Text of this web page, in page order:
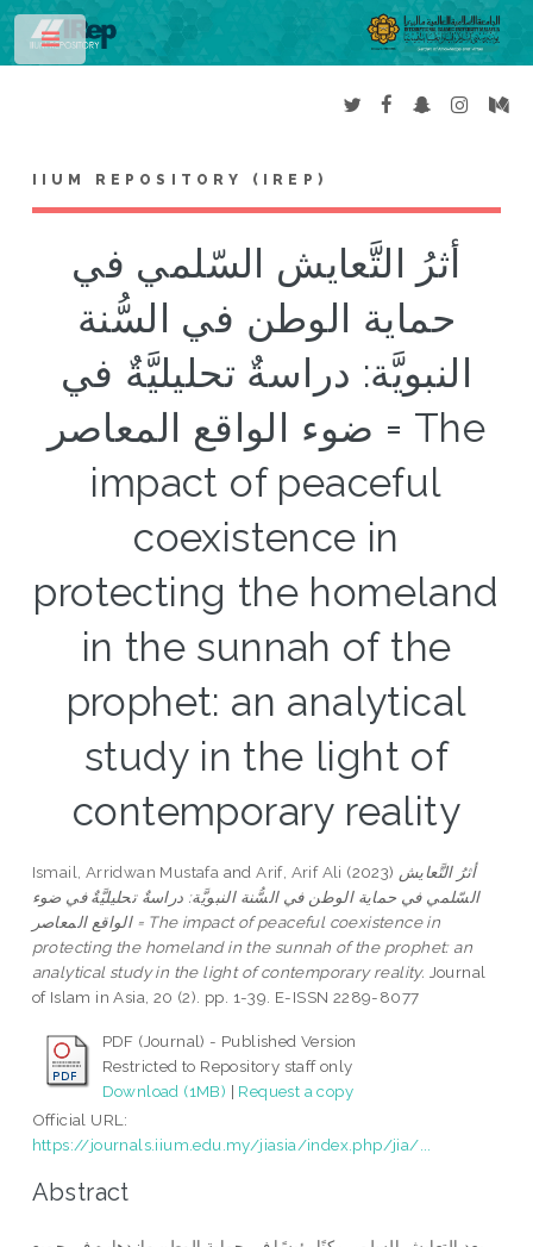
IIUM REPOSITORY (IREP)
أثرُ التَّعايش السّلمي في
حماية الوطن في السُّنة
النبويَّة: دراسةٌ تحليليَّةٌ في
ضوء الواقع المعاصر = The
impact of peaceful
coexistence in
protecting the homeland
in the sunnah of the
prophet: an analytical
study in the light of
contemporary reality
Ismail, Arridwan Mustafa andArif, Arif Ali (2023) أثرُ التَّعايش
السّلمي في حماية الوطن في السُّنة النبويَّة: دراسةٌ تحليليَّةٌ في ضوء
الواقع المعاصر = The impact of peaceful coexistence in
protecting the homeland in the sunnah of the prophet: an
analytical study in the light of contemporary reality. Journal
of Islam in Asia, 20 (2). pp. 1-39. E-ISSN 2289-8077
PDF (Journal) - Published Version
Restricted to Repository staff only
Download (1MB) | Request a copy
Official URL:
https://journals.iium.edu.my/jiasia/index.php/jia/...
Abstract
Toggle